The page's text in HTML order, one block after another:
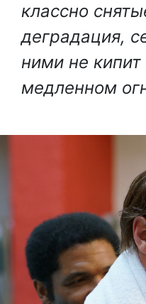
классно
деградация,
ними не
медленном